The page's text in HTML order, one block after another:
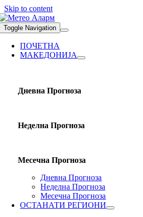
Skip to content
Toggle Navigation
ПОЧЕТНА
МАКЕДОНИЈА
Дневна Прогноза
Неделна Прогноза
Месечна Прогноза
Дневна Прогноза
Неделна Прогноза
Месечна Прогноза
ОСТАНАТИ РЕГИОНИ